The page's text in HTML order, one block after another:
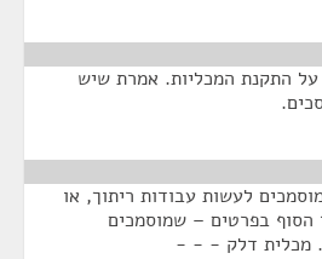
על התקנת המכליות. אמרת שיש
לעשות עבודות ריתוך, או
הסוף בפרטים – שמוסמכים
מכלית דלק - - -